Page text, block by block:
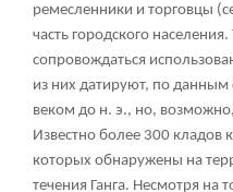
ремесленники и торговцы
часть городского
сопровождаться
из них датируют, по данным
веком до н. э., но,
Известно более 300 кладов
которых обнаружены на
течения Ганга. Несмотря на